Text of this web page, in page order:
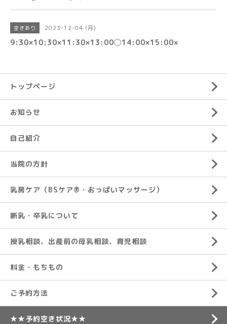
空きあり 2023-12-04 (月)
9:30×10:30×11:30×13:00◯14:00×15:00×
トップページ
お知らせ
自己紹介
当院の方針
乳房ケア（BSケア®︎・おっぱいマッサージ）
断乳・卒乳について
授乳相談、出産前の母乳相談、育児相談
料金・もちもの
ご予約方法
★★予約空き状況★★